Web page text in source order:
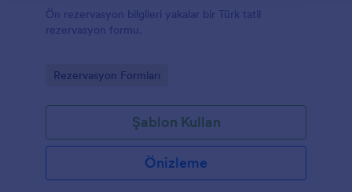
Ön rezervasyon bilgileri yakalar bir Türk tatil
rezervasyon formu.
Go to Category:
Rezervasyon Formları
Şablon Kullan
Önizleme